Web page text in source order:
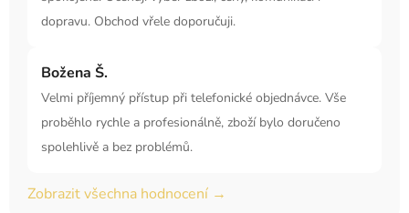
dopravu. Obchod vřele doporučuji.
Božena Š.
Velmi příjemný přístup při telefonické objednávce. Vše
proběhlo rychle a profesionálně, zboží bylo doručeno
spolehlivě a bez problémů.
Zobrazit všechna hodnocení →